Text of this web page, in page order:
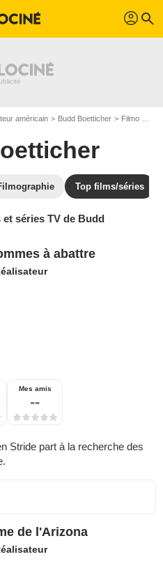
profil search
américain Budd Boetticher Filmo Budd Boetticher
Top films/séries
séries TV de Budd
à abattre
Mes amis
--
Stride part à la recherche des
de l'Arizona